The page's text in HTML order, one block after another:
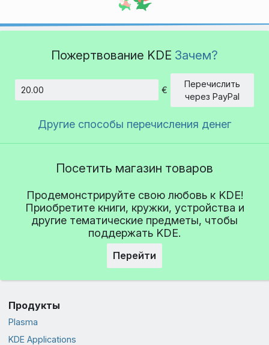
Пожертвование KDE Зачем?
€
Перечислить
через PayPal
Другие способы перечисления денег
Посетить магазин товаров
Продемонстрируйте свою любовь к KDE!
Приобретите книги, кружки, устройства и
другие тематические предметы, чтобы
поддержать KDE.
Перейти
Продукты
Plasma
KDE Applications